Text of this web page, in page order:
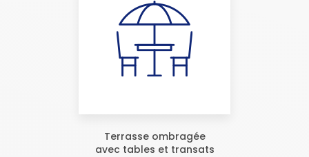
Terrasse ombragée
avec tables et transats